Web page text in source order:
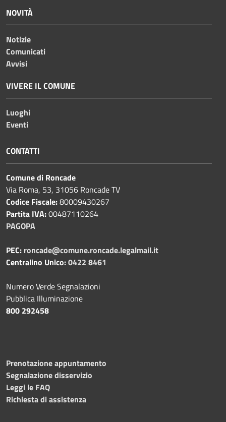
NOVITÀ
Notizie
Comunicati
Avvisi
VIVERE IL COMUNE
Luoghi
Eventi
CONTATTI
Comune di Roncade
Via Roma, 53, 31056 Roncade TV
Codice Fiscale:80009430267
Partita IVA:00487110264
PAGOPA
PEC: roncade@comune.roncade.legalmail.it
Centralino Unico:0422 8461
Numero Verde Segnalazioni
Pubblica Illuminazione
800 292458
Prenotazione appuntamento
Segnalazione disservizio
Leggi le FAQ
Richiesta di assistenza